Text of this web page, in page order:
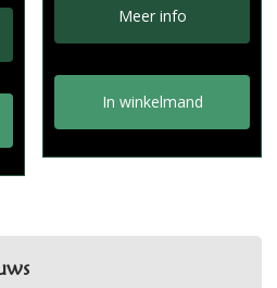
Meer info
In winkelmand